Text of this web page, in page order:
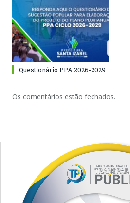
Questionário PPA 2026-2029
Os comentários estão fechados.